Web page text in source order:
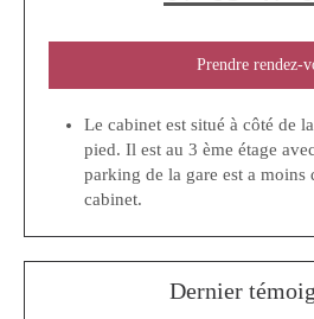
Prendre rendez-
Le cabinet est situé à côté de
pied. Il est au 3 ème étage
parking de la gare est a moins
cabinet.
Dernier